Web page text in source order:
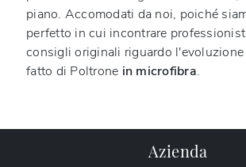
piano. Accomodati da noi, poiché
perfetto in cui incontrare
consigli originali riguardo
fatto di Poltrone in microfibra.
Azienda